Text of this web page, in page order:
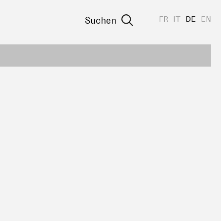
Suchen FR IT DE EN